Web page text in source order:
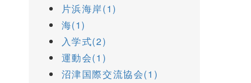
片浜海岸(1)
海(1)
入学式(2)
運動会(1)
沼津国際交流協会(1)